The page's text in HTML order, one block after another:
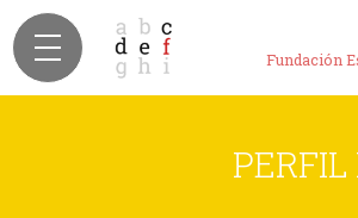
Fundación
PERFIL